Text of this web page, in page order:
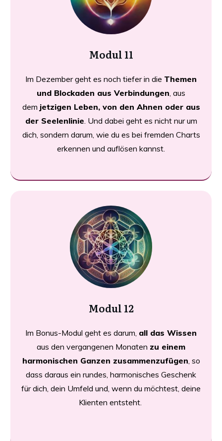
Modul 11
Im Dezember geht es noch tiefer in die Themen
und Blockaden aus Verbindungen, aus
dem jetzigen Leben, von den Ahnen oder aus
der Seelenlinie. Und dabei geht es nicht nur um
dich, sondern darum, wie du es bei fremden Charts
erkennen und auflösen kannst.
Modul 12
Im Bonus-Modul geht es darum, all das Wissen
aus den vergangenen Monaten zu einem
harmonischen Ganzen zusammenzufügen, so
dass daraus ein rundes, harmonisches Geschenk
für dich, dein Umfeld und, wenn du möchtest, deine
Klienten entsteht.